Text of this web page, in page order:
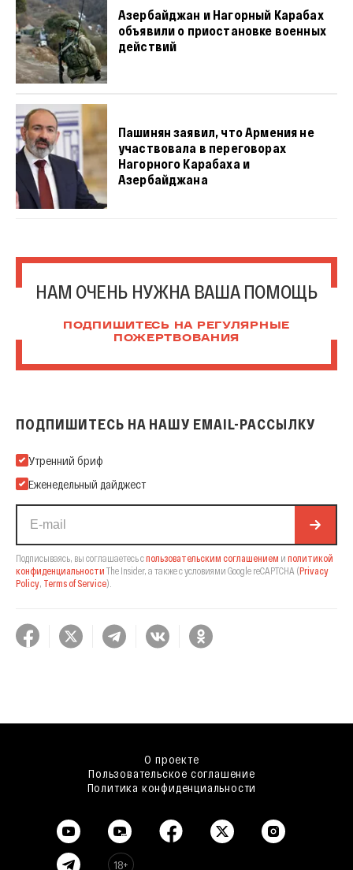
Азербайджан и Нагорный Карабах
объявили о приостановке военных
действий
Пашинян заявил, что Армения не
участвовала в переговорах
Нагорного Карабаха и
Азербайджана
НАМ ОЧЕНЬ НУЖНА ВАША ПОМОЩЬ
ПОДПИШИТЕСЬ НА РЕГУЛЯРНЫЕ
ПОЖЕРТВОВАНИЯ
ПОДПИШИТЕСЬ НА НАШУ EMAIL-РАССЫЛКУ
Подпишитесь на нашу Email-рассылку
Утренний бриф
Еженедельный дайджест
Подписываясь, вы соглашаетесь спользовательским соглашением и политикой
конфиденциальности The Insider, а также с условиями Google reCAPTCHA (Privacy
Policy, Terms of Service).
О проекте
Пользовательское соглашение
Политика конфиденциальности
18+